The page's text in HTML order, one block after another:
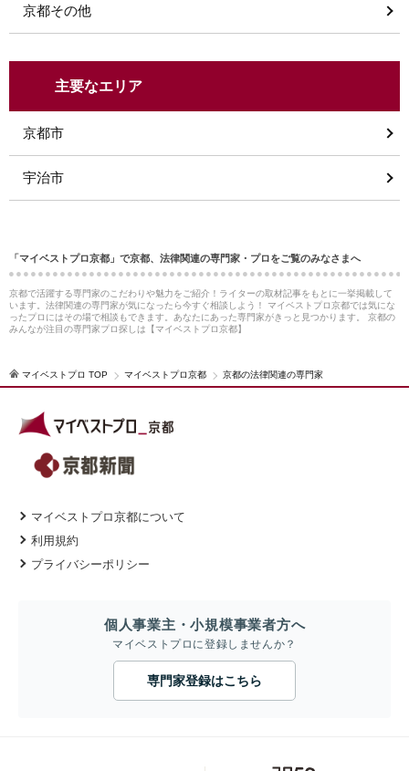
京都その他
主要なエリア
京都市
宇治市
「マイベストプロ京都」で京都、法律関連の専門家・プロをご覧のみなさまへ
京都で活躍する専門家のこだわりや魅力をご紹介！ライターの取材記事をもとに一挙掲載して
います。法律関連の専門家が気になったら今すぐ相談しよう！ マイベストプロ京都では気にな
ったプロにはその場で相談もできます。あなたにあった専門家がきっと見つかります。 京都の
みんなが注目の専門家プロ探しは【マイベストプロ京都】
マイベストプロ TOP マイベストプロ京都 京都の法律関連の専門家
マイベストプロ京都について
利用規約
プライバシーポリシー
個人事業主・小規模事業者方へ
マイベストプロに登録しませんか？
専門家登録はこちら